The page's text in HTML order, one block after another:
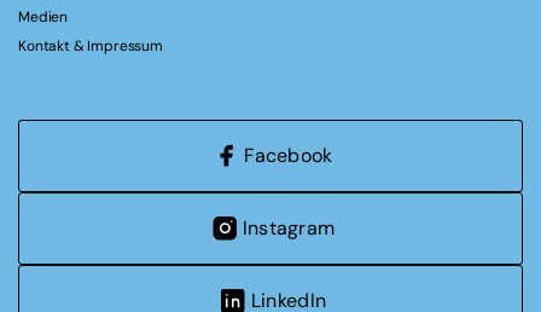
Medien
Kontakt & Impressum
Facebook
Instagram
LinkedIn